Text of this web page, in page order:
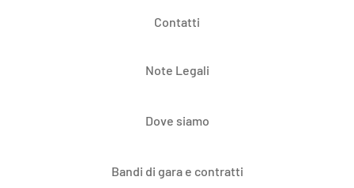
Contatti
Note Legali
Dove siamo
Bandi di gara e contratti